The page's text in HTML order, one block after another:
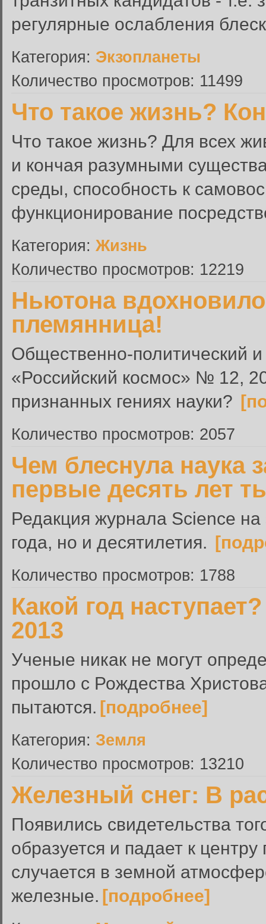
регулярные ослабления
Категория: Экзопланеты
Количество просмотров: 11499
Что такое жизнь?
Что такое жизнь? Для всех
и кончая разумными
среды, способность к
функционирование
Категория: Жизнь
Количество просмотров: 12219
Ньютона
племянница!
Общественно-политический
«Российский космос» № 12,
признанных гениях науки?
Количество просмотров: 2057
Чем блеснула наука
первые десять лет
Редакция журнала Science на
года, но и десятилетия.
Количество просмотров: 1788
Какой год
2013
Ученые никак не могут
прошло с Рождества
пытаются. [подробнее]
Категория: Земля
Количество просмотров: 13210
Железный снег: В
Появились свидетельства
образуется и падает к
случается в земной
железные. [подробнее]